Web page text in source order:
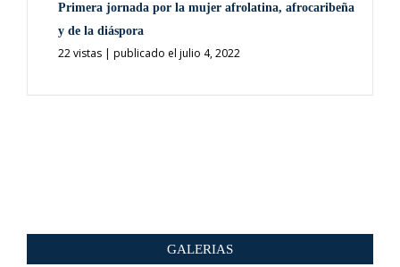
Primera jornada por la mujer afrolatina, afrocaribeña
y de la diáspora
22 vistas | publicado el julio 4, 2022
GALERIAS